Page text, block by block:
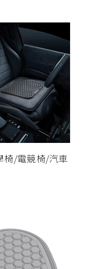
椅/電競椅/汽車